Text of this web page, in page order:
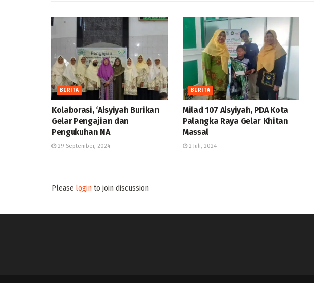
BERITA
Kolaborasi, ‘Aisyiyah Burikan
Gelar Pengajian dan
Pengukuhan NA
29 September, 2024
BERITA
Milad 107 Aisyiyah, PDA Kota
Palangka Raya Gelar Khitan
Massal
2 Juli, 2024
Please login to join discussion